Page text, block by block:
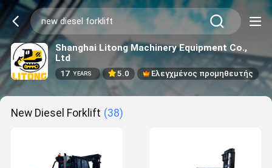
Shanghai Litong Machinery Equipment Co.,
Ltd
17 YEARS 5.0 Ελεγχμένος προμηθευτής
New Diesel Forklift (38)